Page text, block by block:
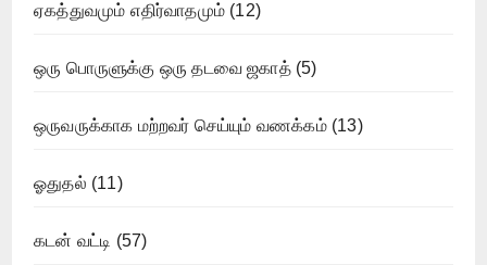
ஏகத்துவமும் எதிர்வாதமும் (12)
ஒரு பொருளுக்கு ஒரு தடவை ஜகாத்(5)
ஒருவருக்காக மற்றவர் செய்யும் வணக்கம்(13)
ஓதுதல் (11)
கடன் வட்டி (57)